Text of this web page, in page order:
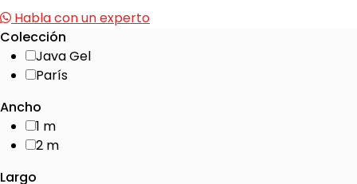
Habla con un experto
Colección
Java Gel
París
Ancho
1 m
2 m
Largo